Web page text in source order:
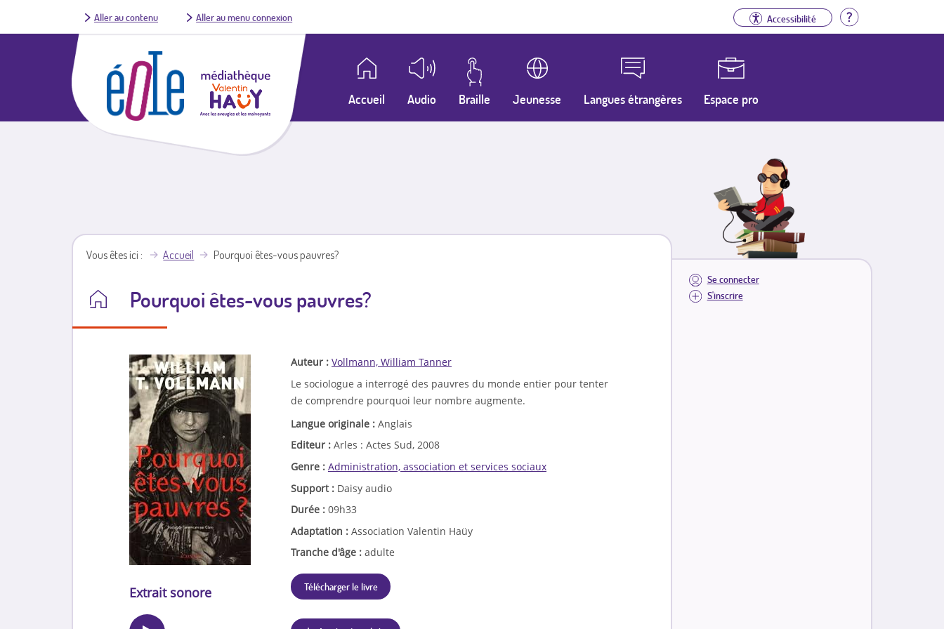
Aller au contenu Aller au menu connexion Accessibilité Aide
Accueil Audio Braille Jeunesse Langues étrangères Espace pro
Se connecter
S'inscrire
Vous êtes ici Accueil Pourquoi êtes-vous pauvres?
Pourquoi êtes-vous pauvres?
Auteur : Vollmann, William Tanner
Le sociologue a interrogé des pauvres du monde entier pour tenter
de comprendre pourquoi leur nombre augmente.
Langue originale : Anglais
Editeur : Arles : Actes Sud, 2008
Genre : Administration, association et services sociaux
Support : Daisy audio
Durée : 09h33
Adaptation : Association Valentin Haüy
Tranche d'âge : adulte
Télécharger le livre
Extrait sonore